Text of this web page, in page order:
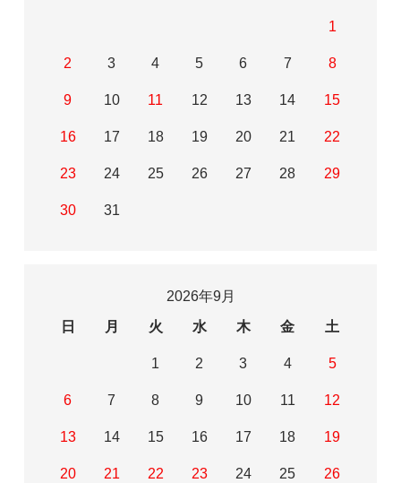
1
2 3 4 5 6 7 8
9 10 11 12 13 14 15
16 17 18 19 20 21 22
23 24 25 26 27 28 29
30 31
2026年9月
日
月 火 水 木 金 土
1 2 3 4 5
6 7 8 9 10 11 12
13 14 15 16 17 18 19
20 21 22 23 24 25 26